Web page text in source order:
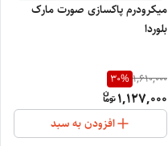
میکرودرم پاکسازی صورت مارک
بلوردا
1,610,000
30%
1,127,000
افزودن به سبد